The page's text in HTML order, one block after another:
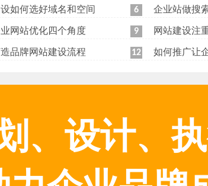
如何选好域名和空间 6 企业站做搜
网站优化四个角度 9 网站建设注
品牌网站建设流程 12 如何推广让
、设计、